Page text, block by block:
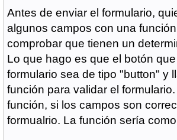
Antes de enviar el formulario,
algunos campos con una
comprobar que tienen un
Lo que hago es que el botón que
formulario sea de tipo "button" y
función para validar el
función, si los campos son
formualrio. La función sería